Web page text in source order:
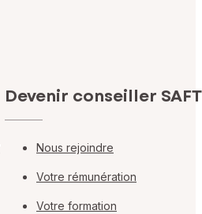
Devenir conseiller
Nous rejoindre
Votre rémunération
Votre formation